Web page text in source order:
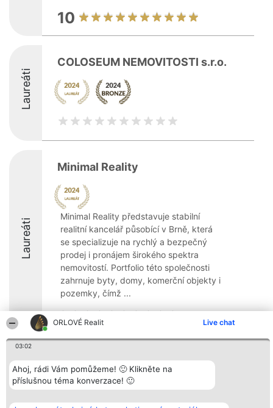
ORLOVÉ Realit Live chat
03:02
Ahoj, rádi Vám pomůžeme! 🙂 Klikněte na
příslušnou téma konverzace! 🙂
10
Laureáti
COLOSEUM NEMOVITOSTI s.r.o.
Laureáti
Minimal Reality
Minimal Reality představuje stabilní
realitní kancelář působící v Brně, která
se specializuje na rychlý a bezpečný
prodej i pronájem širokého spektra
nemovitostí. Portfolio této společnosti
zahrnuje byty, domy, komerční objekty i
pozemky, čímž ...
Organizátor hlasování
Bright Side Solutions sp. z o.
o. sp. k.
ul. Ruska 22
KRS 0000749100 | Regon
Plebiscyt
Vítězové
Seznam všech
laureátů
Pravidla
Kontakt